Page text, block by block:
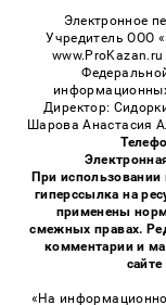
Электронное
Учредитель ООО
Директор:
Шарова Анастасия
При использовании
гиперссылка на
применены
смежных правах.
комментарии и
«На